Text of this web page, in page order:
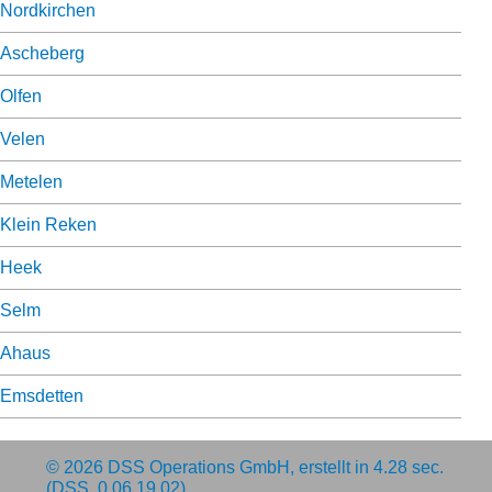
Nordkirchen
Ascheberg
Olfen
Velen
Metelen
Klein Reken
Heek
Selm
Ahaus
Emsdetten
© 2026 DSS Operations GmbH , erstellt in 4.28 sec.
(DSS, 0.06.19.02)